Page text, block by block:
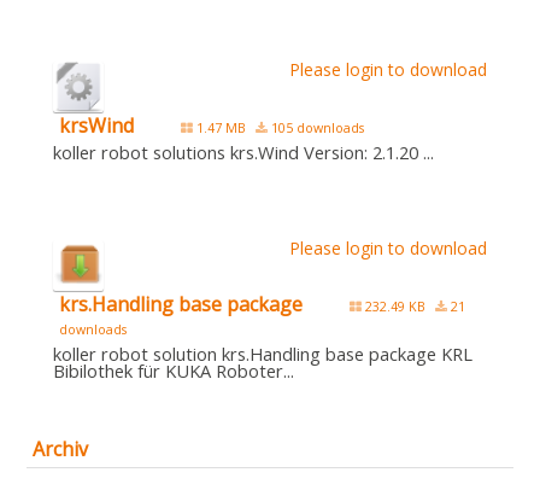
Please login to download
krsWind 1.47 MB 105 downloads
koller robot solutions krs.Wind Version: 2.1.20 ...
Please login to download
krs.Handling base package 232.49 KB
21
downloads
koller robot solution krs.Handling base package KRL
Bibilothek für KUKA Roboter...
Archiv